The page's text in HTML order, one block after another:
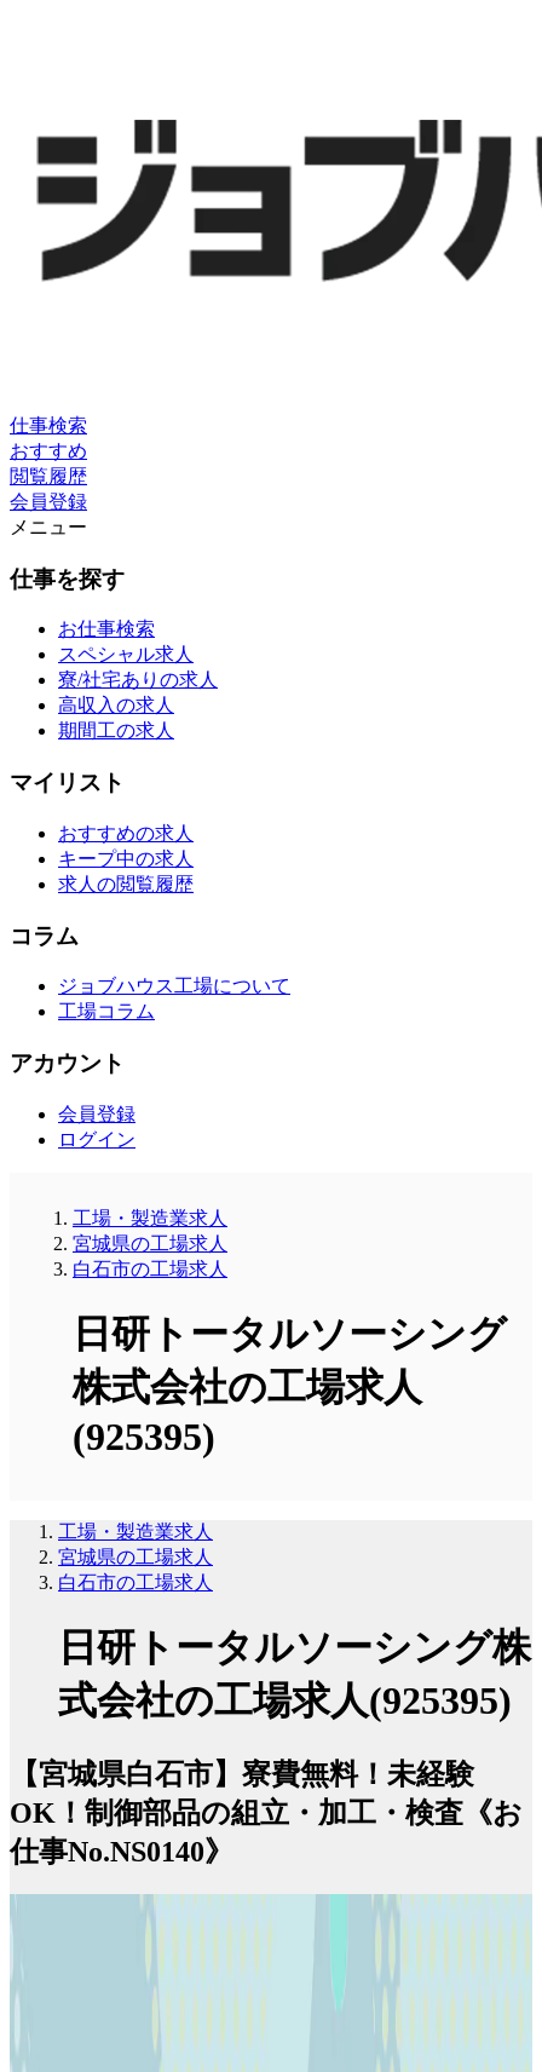
仕事検索
おすすめ
閲覧履歴
会員登録
メニュー
仕事を探す
お仕事検索
スペシャル求人
寮/社宅ありの求人
高収入の求人
期間工の求人
マイリスト
おすすめの求人
キープ中の求人
求人の閲覧履歴
コラム
ジョブハウス工場について
工場コラム
アカウント
会員登録
ログイン
工場・製造業求人
宮城県の工場求人
白石市の工場求人
日研トータルソーシング
株式会社の工場求人
(925395)
工場・製造業求人
宮城県の工場求人
白石市の工場求人
日研トータルソーシング株
式会社の工場求人(925395)
【宮城県白石市】寮費無料！未経験
OK！制御部品の組立・加工・検査《お
仕事No.NS0140》